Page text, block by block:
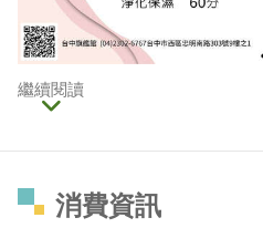
繼續閱讀
消費資訊